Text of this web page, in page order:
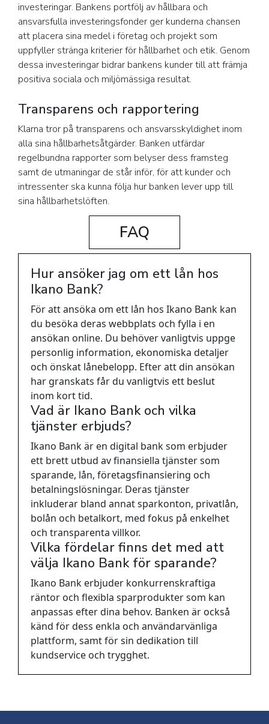
investeringar. Bankens portfölj av hållbara och
ansvarsfulla investeringsfonder ger kunderna chansen
att placera sina medel i företag och projekt som
uppfyller stränga kriterier för hållbarhet och etik. Genom
dessa investeringar bidrar bankens kunder till att främja
positiva sociala och miljömässiga resultat.
Transparens och rapportering
Klarna tror på transparens och ansvarsskyldighet inom
alla sina hållbarhetsåtgärder. Banken utfärdar
regelbundna rapporter som belyser dess framsteg
samt de utmaningar de står inför, för att kunder och
intressenter ska kunna följa hur banken lever upp till
sina hållbarhetslöften.
FAQ
Hur ansöker jag om ett lån hos
Ikano Bank?
För att ansöka om ett lån hos Ikano Bank kan
du besöka deras webbplats och fylla i en
ansökan online. Du behöver vanligtvis uppge
personlig information, ekonomiska detaljer
och önskat lånebelopp. Efter att din ansökan
har granskats får du vanligtvis ett beslut
inom kort tid.
Vad är Ikano Bank och vilka
tjänster erbjuds?
Ikano Bank är en digital bank som erbjuder
ett brett utbud av finansiella tjänster som
sparande, lån, företagsfinansiering och
betalningslösningar. Deras tjänster
inkluderar bland annat sparkonton, privatlån,
bolån och betalkort, med fokus på enkelhet
och transparenta villkor.
Vilka fördelar finns det med att
välja Ikano Bank för sparande?
Ikano Bank erbjuder konkurrenskraftiga
räntor och flexibla sparprodukter som kan
anpassas efter dina behov. Banken är också
känd för dess enkla och användarvänliga
plattform, samt för sin dedikation till
kundservice och trygghet.